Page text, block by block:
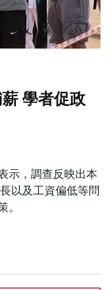
學者促政
示，調查反映出本
以及工資偏低等問
。